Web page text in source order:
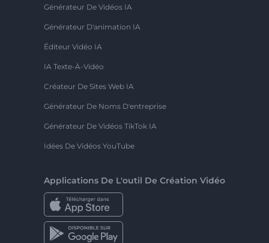
Générateur De Vidéos IA
Générateur D'animation IA
Éditeur Vidéo IA
IA Texte-À-Vidéo
Créateur De Sites Web IA
Générateur De Noms D'entreprise
Générateur De Vidéos TikTok IA
Idées De Vidéos YouTube
Applications De L'outil De Création Vidéo